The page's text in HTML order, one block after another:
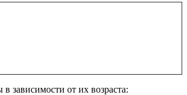
зависимости от их возраста: